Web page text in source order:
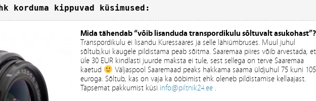
korduma kippuvad küsimused:
Mida tähendab “võib lisanduda transpordikulu sõltuvalt asukohast”?
Transpordikulu ei lisandu Kuressaares ja selle lähiümbruses. Muul juhul
sõltub,kui kaugele pildistama peab sõitma. Saaremaa piires võib arvestada, et
üle 30 EUR kindlasti juurde maksta ei tule, sest sellega on terve Saaremaa
kaetud
Väljaspool Saaremaad peaks hakkama saama üldjuhul 75 kuni 105
euroga. Sõltub, kas on vaja ka ööbimist ehk oleneb pildistamise kellaajast.
Täpsemat pakkumist küsi info@piltnik24.ee .